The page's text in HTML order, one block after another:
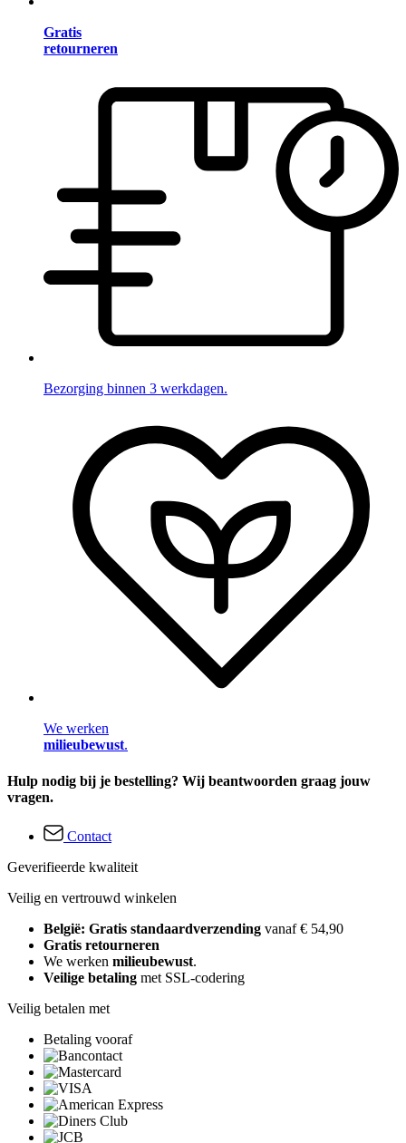
Gratis
retourneren
Bezorging binnen 3 werkdagen.
We werken
milieubewust.
Hulp nodig bij je bestelling? Wij beantwoorden graag jouw
vragen.
Contact
Geverifieerde kwaliteit
Veilig en vertrouwd winkelen
België: Gratis standaardverzending vanaf € 54,90
Gratis retourneren
We werken milieubewust.
Veilige betaling met SSL-codering
Veilig betalen met
Betaling vooraf